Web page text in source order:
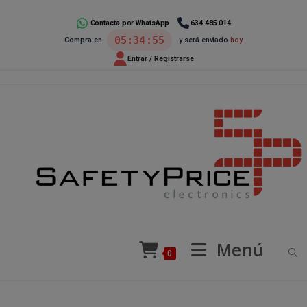
Contacta por WhatsApp
634 485 014
Compra en
05:34:55 y será enviado hoy
Entrar / Registrarse
0 Menú